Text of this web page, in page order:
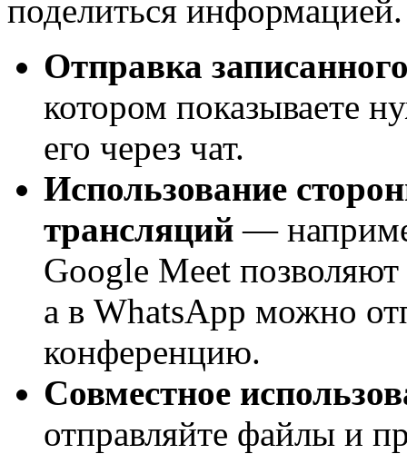
поделиться информацией.
Отправка
котором показываете
его через чат.
Использование
трансляций —
Google Meet позволяют
а в WhatsApp можно
конференцию.
Совместное
отправляйте файлы и